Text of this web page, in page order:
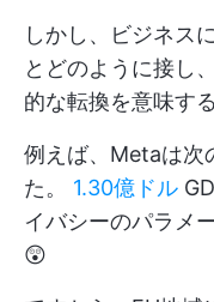
しかし、ビジネス
とどのように接し
的な転換を意味する
例えば、Metaは次
た。 1.30億ドル
イバシーのパラメ
😲